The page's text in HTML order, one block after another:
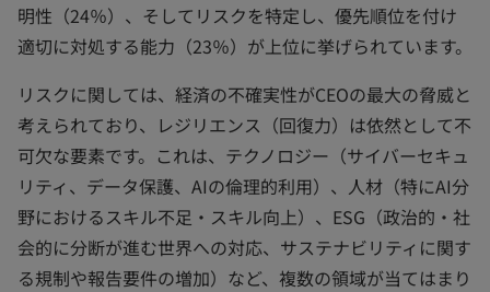
明性（24％）、そしてリスクを特定し、優先順位を付け
適切に対処する能力（23％）が上位に挙げられています。
リスクに関しては、経済の不確実性がCEOの最大の脅威と
考えられており、レジリエンス（回復力）は依然として不
可欠な要素です。これは、テクノロジー（サイバーセキュ
リティ、データ保護、AIの倫理的利用）、人材（特にAI分
野におけるスキル不足・スキル向上）、ESG（政治的・社
会的に分断が進む世界への対応、サステナビリティに関す
る規制や報告要件の増加）など、複数の領域が当てはまり